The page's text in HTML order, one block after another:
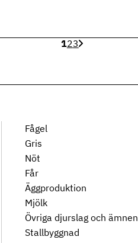
123
Fågel
Gris
Nöt
Får
Äggproduktion
Mjölk
Övriga djurslag och ämnen
Stallbyggnad